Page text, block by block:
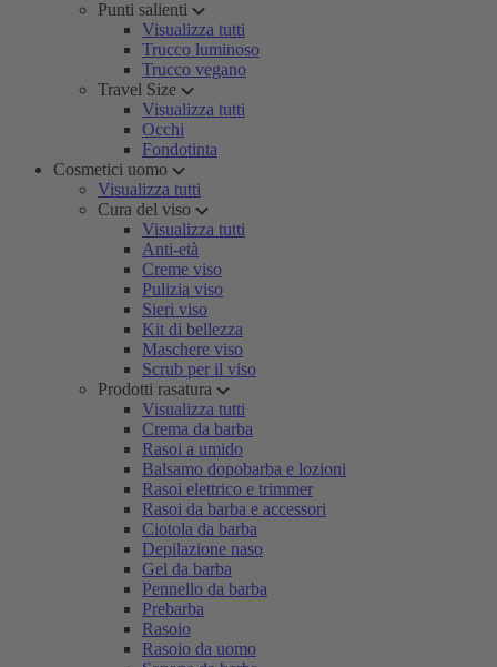
Punti salienti
Visualizza tutti
Trucco luminoso
Trucco vegano
Travel Size
Visualizza tutti
Occhi
Fondotinta
Cosmetici uomo
Visualizza tutti
Cura del viso
Visualizza tutti
Anti-età
Creme viso
Pulizia viso
Sieri viso
Kit di bellezza
Maschere viso
Scrub per il viso
Prodotti rasatura
Visualizza tutti
Crema da barba
Rasoi a umido
Balsamo dopobarba e lozioni
Rasoi elettrico e trimmer
Rasoi da barba e accessori
Ciotola da barba
Depilazione naso
Gel da barba
Pennello da barba
Prebarba
Rasoio
Rasoio da uomo